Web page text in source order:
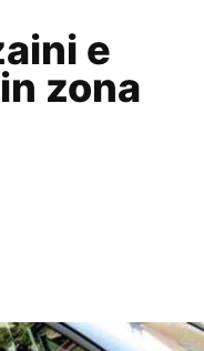
e
zona